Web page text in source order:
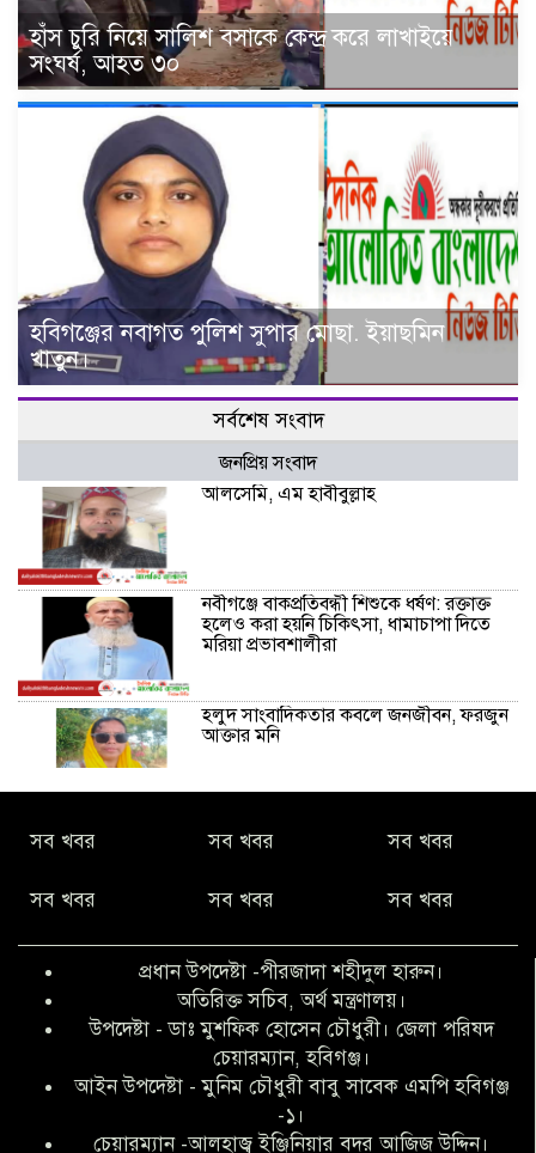
হাঁস চুরি নিয়ে সালিশ বসাকে কেন্দ্র করে লাখাইয়ে
সংঘর্ষ, আহত ৩০
হবিগঞ্জের নবাগত পুলিশ সুপার মোছা. ইয়াছমিন
খাতুন।
সর্বশেষ সংবাদ
জনপ্রিয় সংবাদ
আলসেমি, এম হাবীবুল্লাহ
নবীগঞ্জে বাকপ্রতিবন্ধী শিশুকে ধর্ষণ: রক্তাক্ত
হলেও করা হয়নি চিকিৎসা, ধামাচাপা দিতে
মরিয়া প্রভাবশালীরা
হলুদ সাংবাদিকতার কবলে জনজীবন, ফরজুন
আক্তার মনি
কিবরিয়া
বৃত্তি পরীক্ষার সুযোগ করে দিলেন প্রধান শিক্ষক
ফারুক মাস্টার
আব্দুল হক তালুকদার ফাউন্ডেশন মানবতার
শিকড় ছুঁই ছুঁই,ফরজুন আক্তার মনি
সব খবর সব খবর সব খবর
সব খবর সব খবর সব খবর
প্রধান উপদেষ্টা -পীরজাদা শহীদুল হারুন।
অতিরিক্ত সচিব, অর্থ মন্ত্রণালয়।
উপদেষ্টা - ডাঃ মুশফিক হোসেন চৌধুরী। জেলা পরিষদ
চেয়ারম্যান, হবিগঞ্জ।
আইন উপদেষ্টা - মুনিম চৌধুরী বাবু সাবেক এমপি হবিগঞ্জ
-১।
চেয়ারম্যান -আলহাজ্ব ইঞ্জিনিয়ার বদর আজিজ উদ্দিন।